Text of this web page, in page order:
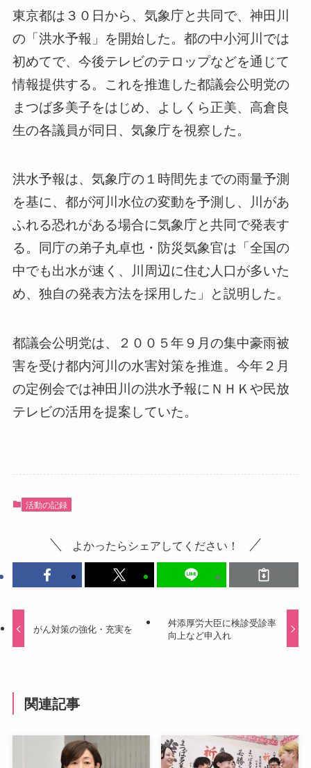
東京都は３０日から、気象庁と共同で、神田川
の「洪水予報」を開始した。都の中小河川では
初めてで、今後テレビのテロップなどを通じて
情報提供する。これを推進した都議会公明党の
まつば多美子をはじめ、よしくら正美、高倉良
生の各議員が同日、気象庁を視察した。
洪水予報は、気象庁の１時間先までの雨量予測
を基に、都が河川水位の変動を予測し、川があ
ふれる恐れがある場合に気象庁と共同で発表す
る。同庁の弟子丸卓也・防災気象官は「全国の
中でも出水が速く、川周辺に住む人口が多いた
め、独自の発表方法を採用した」と説明した。
都議会公明党は、２００５年９月の集中豪雨被
害を受け都内河川の水害対策を推進。今年２月
の定例会では神田川の洪水予報にＮＨＫや民放
テレビの活用を提案していた。
活動の記録
よかったらシェアしてください！
がん対策の強化・充実を
舛添厚労大臣に検診受診率
向上など申入れ
関連記事